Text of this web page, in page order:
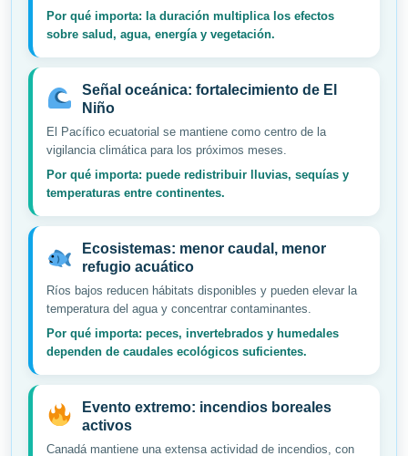
Por qué importa: la duración multiplica los efectos
sobre salud, agua, energía y vegetación.
Señal oceánica: fortalecimiento de El
Niño
El Pacífico ecuatorial se mantiene como centro de la
vigilancia climática para los próximos meses.
Por qué importa: puede redistribuir lluvias, sequías y
temperaturas entre continentes.
Ecosistemas: menor caudal, menor
refugio acuático
Ríos bajos reducen hábitats disponibles y pueden elevar la
temperatura del agua y concentrar contaminantes.
Por qué importa: peces, invertebrados y humedales
dependen de caudales ecológicos suficientes.
Evento extremo: incendios boreales
activos
Canadá mantiene una extensa actividad de incendios, con